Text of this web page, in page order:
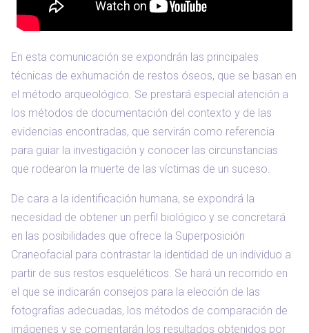
En esta comunicación se expondrán las principales
técnicas de exhumación de restos óseos, que se basan en
el método arqueológico. Se prestará especial atención a
los métodos de documentación del contexto y de las
evidencias encontradas, que servirán como referencia
para guiar la investigación y conocer las circunstancias
que rodearon la muerte de las víctimas de un suceso.
De cara a la identificación humana, se expondrá la
necesidad de obtener un perfil biológico y se concretará
en las posibilidades que ofrece la Superposición
Craneofacial para contrastar la identidad de un individuo a
partir de sus restos esqueléticos. Se hará un recorrido en
el que se indicarán consejos para la elección de las
fotografías adecuadas, los métodos de comparación de
imágenes y se comentarán los resultados obtenidos por